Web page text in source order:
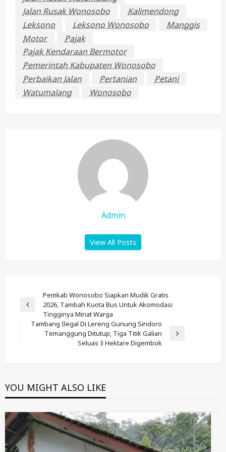
Jalan Rusak Wonosobo
Kalimendong
Leksono
Leksono Wonosobo
Manggis
Motor
Pajak
Pajak Kendaraan Bermotor
Pemerintah Kabupaten Wonosobo
Perbaikan Jalan
Pertanian
Petani
Watumalang
Wonosobo
Admin
View All Posts
Navigation
Previous
Pemkab Wonosobo Siapkan Mudik Gratis
2026, Tambah Kuota Bus Untuk Akomodasi
Tingginya Minat Warga
Tambang Ilegal Di Lereng Gunung Sindoro
Temanggung Ditutup, Tiga Titik Galian
Seluas 3 Hektare Digembok
YOU MIGHT ALSO LIKE